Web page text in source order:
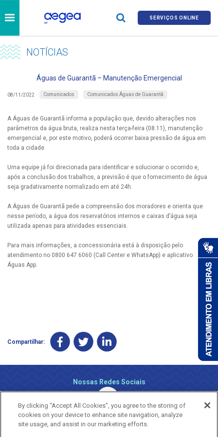
SERVIÇOS ONLINE
NOTÍCIAS
Águas de Guarantã – Manutenção Emergencial
08/11/2022 Comunicados Comunicados Águas de Guarantã
A Águas de Guarantã informa a população que, devido alterações nos
parâmetros da água bruta, realiza nesta terça-feira (08.11), manutenção
emergencial e, por este motivo, poderá ocorrer baixa pressão de água em
toda a cidade.
Uma equipe já foi direcionada para identificar e solucionar o ocorrido e,
após a conclusão dos trabalhos, a previsão é que o fornecimento de água
seja gradativamente normalizado em até 24h.
A Águas de Guarantã pede a compreensão dos moradores e orienta que
nesse período, a água dos reservatórios internos e caixas d’água seja
utilizada apenas para atividades essenciais.
Para mais informações, a concessionária está à disposição pelo
atendimento no 0800 647 6060 (Call Center e WhatsApp) e aplicativo
Águas App.
Compartilhar:
Nossas Redes Sociais
By clicking “Accept All Cookies”, you agree to the storing of
cookies on your device to enhance site navigation, analyze
site usage, and assist in our marketing efforts.